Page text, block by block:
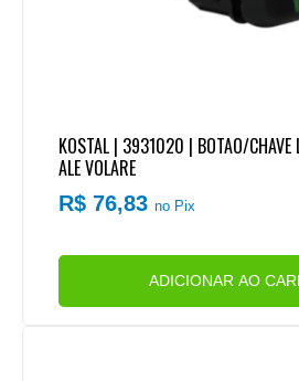
KOSTAL | 3931020 | BOTAO/CHAVE
ALE VOLARE
R$ 76,83no Pix
ADICIONAR AO